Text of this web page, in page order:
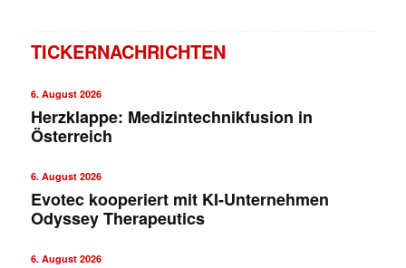
TICKERNACHRICHTEN
6. August 2026
Herzklappe: Medizintechnikfusion in
Österreich
6. August 2026
Evotec kooperiert mit KI-Unternehmen
Odyssey Therapeutics
6. August 2026